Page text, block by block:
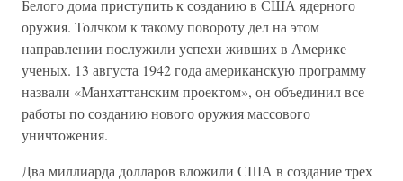
Белого дома приступить к созданию в США ядерного
оружия. Толчком к такому повороту дел на этом
направлении послужили успехи живших в Америке
ученых. 13 августа 1942 года американскую программу
назвали «Манхаттанским проектом», он объединил все
работы по созданию нового оружия массового
уничтожения.
Два миллиарда долларов вложили США в создание трех